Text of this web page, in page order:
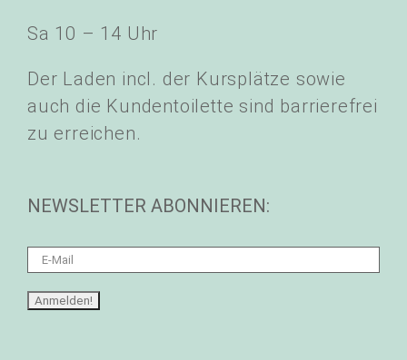
Sa 10 – 14 Uhr
Der Laden incl. der Kursplätze sowie
auch die Kundentoilette sind barrierefrei
zu erreichen.
NEWSLETTER ABONNIEREN: